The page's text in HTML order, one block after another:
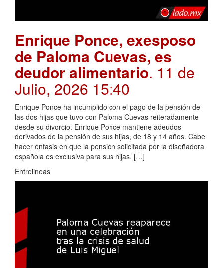
Enrique Ponce, exesposo
de Paloma Cuevas, es
deudor alimentario. 11 de
Julio, 2026 15:40
Enrique Ponce ha incumplido con el pago de la pensión de
las dos hijas que tuvo con Paloma Cuevas reiteradamente
desde su divorcio. Enrique Ponce mantiene adeudos
derivados de la pensión de sus hijas, de 18 y 14 años. Cabe
hacer énfasis en que la pensión solicitada por la diseñadora
española es exclusiva para sus hijas. […]
Entrelineas